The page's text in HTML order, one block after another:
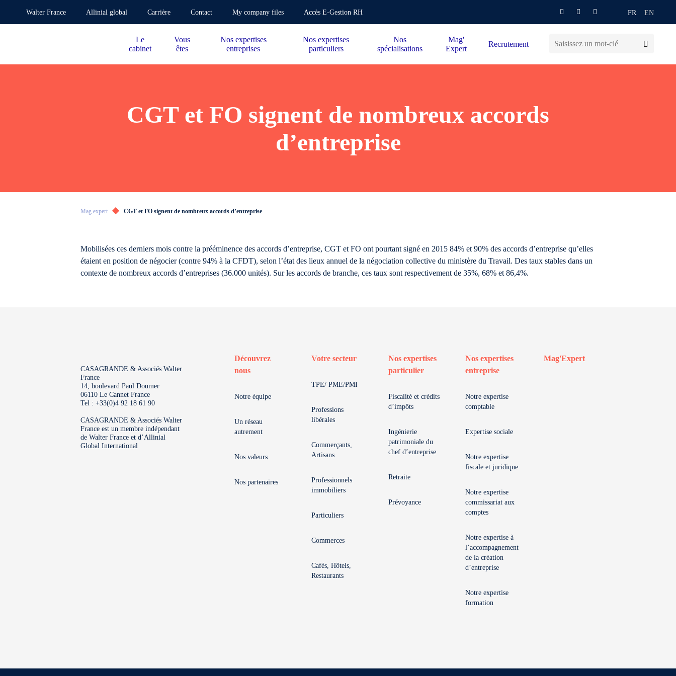
Walter France Allinial global Carrière Contact My company files Accès E-Gestion RH FR EN
Le
cabinet
Vous
êtes
Nos expertises
entreprises
Nos expertises
particuliers
Nos
spécialisations
Mag'
Expert
Recrutement
CGT et FO signent de nombreux accords
d’entreprise
Mag expert CGT et FO signent de nombreux accords d’entreprise
Mobilisées ces derniers mois contre la prééminence des accords d’entreprise, CGT et FO ont pourtant signé en 2015 84% et 90% des accords d’entreprise qu’elles
étaient en position de négocier (contre 94% à la CFDT), selon l’état des lieux annuel de la négociation collective du ministère du Travail. Des taux stables dans un
contexte de nombreux accords d’entreprises (36.000 unités). Sur les accords de branche, ces taux sont respectivement de 35%, 68% et 86,4%.
CASAGRANDE & Associés Walter
France
14, boulevard Paul Doumer
06110 Le Cannet France
Tel : +33(0)4 92 18 61 90
CASAGRANDE & Associés Walter
France est un membre indépendant
de Walter France et d’Allinial
Global International
Découvrez
nous
Notre équipe
Un réseau
autrement
Nos valeurs
Nos partenaires
Votre secteur
TPE/ PME/PMI
Professions
libérales
Commerçants,
Artisans
Professionnels
immobiliers
Particuliers
Commerces
Cafés, Hôtels,
Restaurants
Nos expertises
particulier
Fiscalité et crédits
d’impôts
Ingénierie
patrimoniale du
chef d’entreprise
Retraite
Prévoyance
Nos expertises
entreprise
Notre expertise
comptable
Expertise sociale
Notre expertise
fiscale et juridique
Notre expertise
commissariat aux
comptes
Notre expertise à
l’accompagnement
de la création
d’entreprise
Notre expertise
formation
Mag'Expert